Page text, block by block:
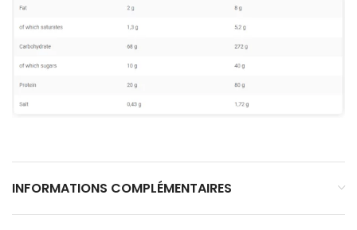
INFORMATIONS COMPLÉMENTAIRES